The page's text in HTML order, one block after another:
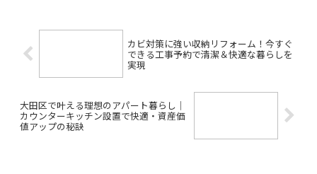
カビ対策に強い収納リフォーム！今すぐ
できる工事予約で清潔＆快適な暮らしを
実現
大田区で叶える理想のアパート暮らし｜
カウンターキッチン設置で快適・資産価
値アップの秘訣